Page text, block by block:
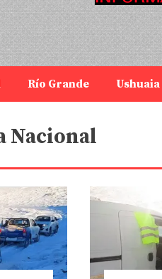
Río Grande Ushuaia
Nacional